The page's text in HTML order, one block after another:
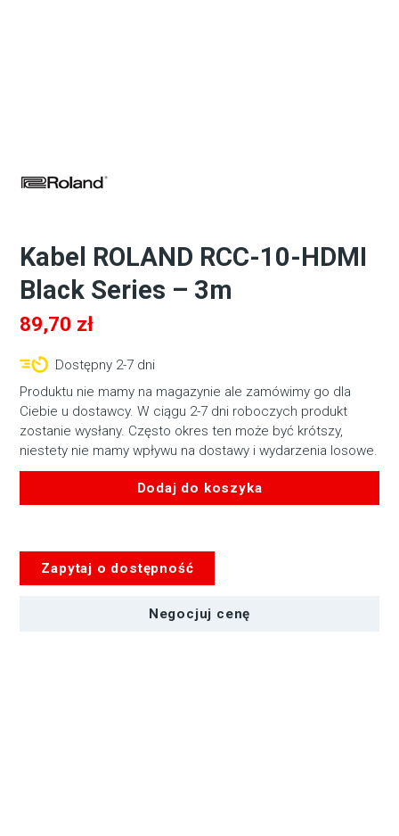
Kabel ROLAND RCC-10-HDMI
Black Series – 3m
89,70 zł
Dostępny 2-7 dni
Produktu nie mamy na magazynie ale zamówimy go dla
Ciebie u dostawcy. W ciągu 2-7 dni roboczych produkt
zostanie wysłany. Często okres ten może być krótszy,
niestety nie mamy wpływu na dostawy i wydarzenia losowe.
Dodaj do koszyka
ROLAND
RCC-Zapytaj o dostępność
Negocjuj cenę